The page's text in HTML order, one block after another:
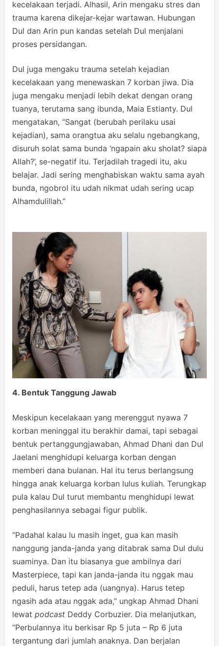
kecelakaan terjadi. Alhasil, Arin mengaku stres dan
trauma karena dikejar-kejar wartawan. Hubungan
Dul dan Arin pun kandas setelah Dul menjalani
proses persidangan.
Dul juga mengaku trauma setelah kejadian
kecelakaan yang menewaskan 7 korban jiwa. Dia
juga mengaku menjadi lebih dekat dengan orang
tuanya, terutama sang ibunda, Maia Estianty. Dul
mengatakan, “Sangat (berubah perilaku usai
kejadian), sama orangtua aku selalu ngebangkang,
disuruh solat sama bunda ‘ngapain aku sholat? siapa
Allah?’, se-negatif itu. Terjadilah tragedi itu, aku
belajar. Jadi sering menghabiskan waktu sama ayah
bunda, ngobrol itu udah nikmat udah sering ucap
Alhamdulillah.”
4. Bentuk Tanggung Jawab
Meskipun kecelakaan yang merenggut nyawa 7
korban meninggal itu berakhir damai, tapi sebagai
bentuk pertanggungjawaban, Ahmad Dhani dan Dul
Jaelani menghidupi keluarga korban dengan
memberi dana bulanan. Hal itu terus berlangsung
hingga anak keluarga korban lulus kuliah. Terungkap
pula kalau Dul turut membantu menghidupi lewat
penghasilannya sebagai figur publik.
“Padahal kalau lu masih inget, gua kan masih
nanggung janda-janda yang ditabrak sama Dul dulu
suaminya. Dan itu biasanya gue ambilnya dari
Masterpiece, tapi kan janda-janda itu nggak mau
peduli, harus tetep ada (uangnya). Harus tetep
ngasih ada atau nggak ada,” ungkap Ahmad Dhani
lewat podcast Deddy Corbuzier. Dia melanjutkan,
“Perbulannya itu berkisar Rp 5 juta – Rp 6 juta
tergantung dari jumlah anaknya. Dan berjalan